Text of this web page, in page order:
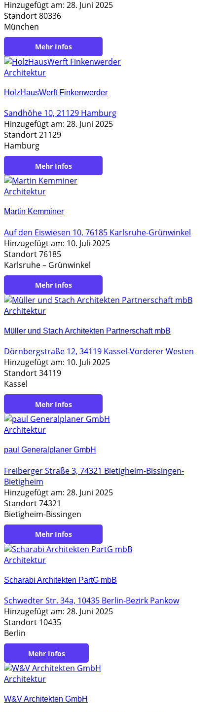
Hinzugefügt am: 28. Juni 2025
Standort 80336
München
https://hirnerundriehl.de/
Architektur
HolzHausWerft Finkenwerder
Sandhöhe 10, 21129 Hamburg
Hinzugefügt am: 28. Juni 2025
Standort 21129
Hamburg
https://holzhauswerft.de/
Architektur
Martin Kemminer
Auf den Eiswiesen 10, 76185 Karlsruhe-Grünwinkel
Hinzugefügt am: 10. Juli 2025
Standort 76185
Karlsruhe – Grünwinkel
https://www.kemminer-architektur.de/
Architektur
Müller und Stach Architekten Partnerschaft mbB
Dörnbergstraße 12, 34119 Kassel-Vorderer Westen
Hinzugefügt am: 10. Juli 2025
Standort 34119
Kassel
https://sinnvoll-bauen.de/
Architektur
paul Generalplaner GmbH
Freiberger Straße 3, 74321 Bietigheim-Bissingen-
Bietigheim
Hinzugefügt am: 28. Juni 2025
Standort 74321
Bietigheim-Bissingen
https://www.paul-generalplaner.de/
Architektur
Scharabi Architekten PartG mbB
Schwedter Str. 34a, 10435 Berlin-Bezirk Pankow
Hinzugefügt am: 28. Juni 2025
Standort 10435
Berlin
https://scharabi.de
Architektur
W&V Architekten GmbH